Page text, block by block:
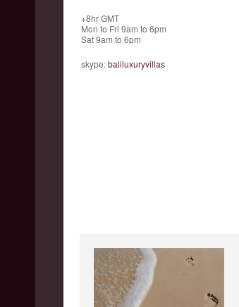
+8hr GMT
Mon to Fri 9am to 6pm
Sat 9am to 6pm
skype: baliluxuryvillas